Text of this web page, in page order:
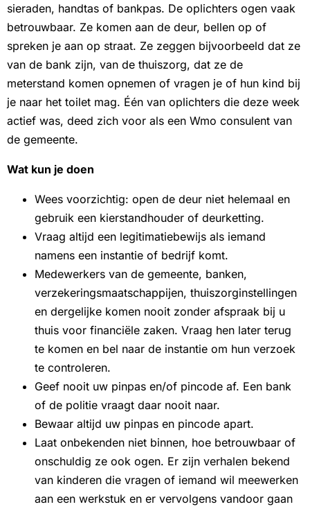
sieraden, handtas of bankpas. De oplichters ogen vaak
betrouwbaar. Ze komen aan de deur, bellen op of
spreken je aan op straat. Ze zeggen bijvoorbeeld dat ze
van de bank zijn, van de thuiszorg, dat ze de
meterstand komen opnemen of vragen je of hun kind bij
je naar het toilet mag. Één van oplichters die deze week
actief was, deed zich voor als een Wmo consulent van
de gemeente.
Wat kun je doen
Wees voorzichtig: open de deur niet helemaal en
gebruik een kierstandhouder of deurketting.
Vraag altijd een legitimatiebewijs als iemand
namens een instantie of bedrijf komt.
Medewerkers van de gemeente, banken,
verzekeringsmaatschappijen, thuiszorginstellingen
en dergelijke komen nooit zonder afspraak bij u
thuis voor financiële zaken. Vraag hen later terug
te komen en bel naar de instantie om hun verzoek
te controleren.
Geef nooit uw pinpas en/of pincode af. Een bank
of de politie vraagt daar nooit naar.
Bewaar altijd uw pinpas en pincode apart.
Laat onbekenden niet binnen, hoe betrouwbaar of
onschuldig ze ook ogen. Er zijn verhalen bekend
van kinderen die vragen of iemand wil meewerken
aan een werkstuk en er vervolgens vandoor gaan